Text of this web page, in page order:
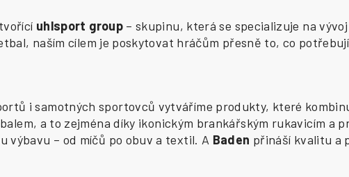
uhlsport group– skupinu, která se specializuje na
naším cílem je poskytovat hráčům přesně to, co
i samotných sportovců vytváříme produkty, které
a to zejména díky ikonickým brankářským rukavicím a
výbavu – od míčů po obuv a textil. A Baden přináší kvalitu a